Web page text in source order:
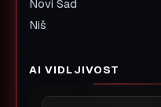
Novi Sad
Niš
AI VIDLJIVOST